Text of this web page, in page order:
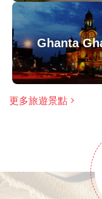
在所有天氣條
Ghanta
更多旅遊景點